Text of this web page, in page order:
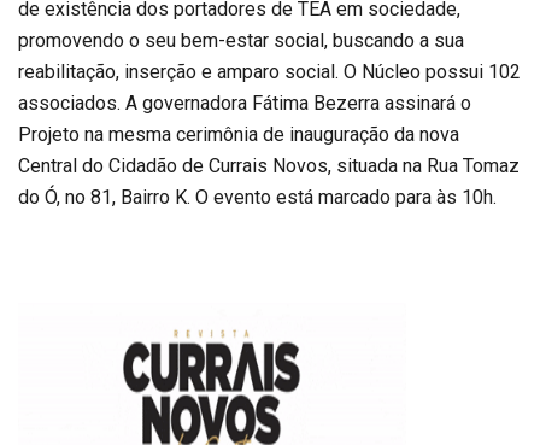
de existência dos portadores de TEA em sociedade,
promovendo o seu bem-estar social, buscando a sua
reabilitação, inserção e amparo social. O Núcleo possui 102
associados. A governadora Fátima Bezerra assinará o
Projeto na mesma cerimônia de inauguração da nova
Central do Cidadão de Currais Novos, situada na Rua Tomaz
do Ó, no 81, Bairro K. O evento está marcado para às 10h.